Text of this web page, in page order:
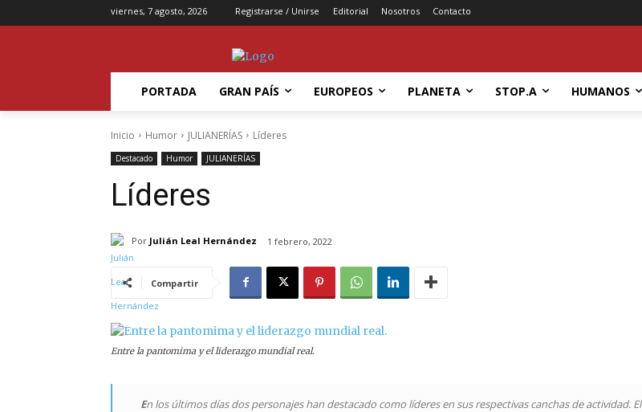
viernes, 7 agosto, 2026 Registrarse / Unirse Editorial Nosotros Contacto
PORTADA GRAN PAÍS EUROPEOS PLANETA STOP.A HUMANOS
Inicio Humor JULIANERÍAS Líderes
Destacado Humor JULIANERÍAS
Líderes
Por Julián Leal Hernández 1 febrero, 2022
Compartir
Entre la pantomima y el liderazgo mundial real.
En los últimos días dos personajes han destacado como líderes en sus respectivas canchas de actividad. El